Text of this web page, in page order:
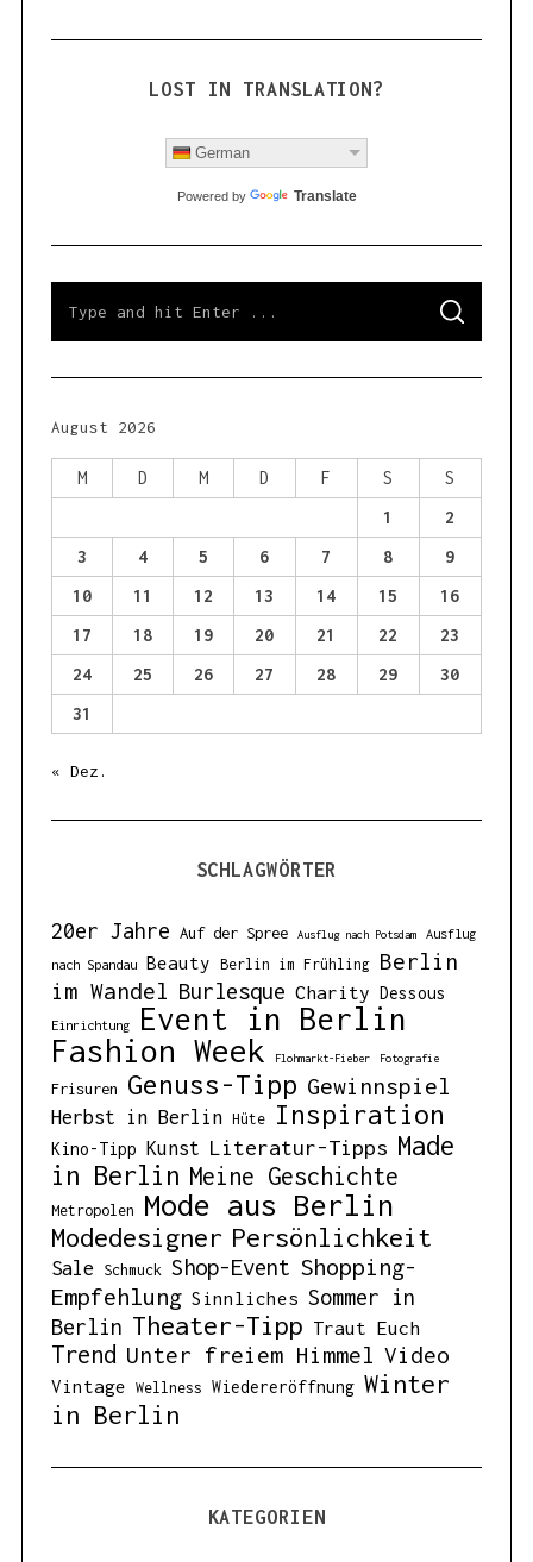
LOST IN TRANSLATION?
German
Powered by Translate
a
h
r
S
A
C
August 2026
M D M D F S
S
1
2
3
4 5 6 7 8
9
10
11 12 13 14 15
16
17
18 19 20 21 22
23
24
25 26 27 28 29
30
31
« Dez.
SCHLAGWÖRTER
20er Jahre Auf der Spree Ausflug nach Potsdam
Ausflug
nach Spandau
Beauty Berlin im Frühling
Berlin
im Wandel Burlesque Charity Dessous
Einrichtung
Event in Berlin
Fashion Week
Flohmarkt-Fieber Fotografie
Frisuren Genuss-Tipp Gewinnspiel
Herbst in Berlin Hüte Inspiration
Kino-Tipp Kunst Literatur-Tipps Made
in Berlin Meine Geschichte
Metropolen Mode aus Berlin
Modedesigner Persönlichkeit
Sale Schmuck Shop-Event Shopping-
Empfehlung Sinnliches Sommer in
Berlin Theater-Tipp Traut Euch
Trend Unter freiem Himmel Video
Vintage Wellness Wiedereröffnung Winter
in Berlin
KATEGORIEN